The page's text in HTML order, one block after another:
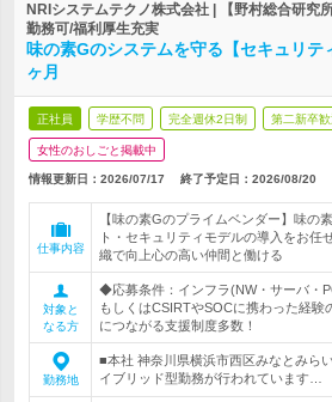
NRIシステムテクノ株式会社 | 【野村総合研究
勤務可/福利厚生充実
味の素Gのシステムを守る【セキュリテ
ヶ月
正社員 学歴不問 完全週休2日制 第二新卒歓
女性のおしごと掲載中
情報更新日：2026/07/17 終了予定日： 2026/08/20
仕事内容
【味の素Gのプライムベンダー】味の
ト・セキュリティモデルの導入をお
織で向上心の高い仲間と働ける
対象と
なる方
◆応募条件：インフラ(NW・サーバ・
もしくはCSIRTやSOCに携わった経
につながる支援制度多数！
勤務地
■本社 神奈川県横浜市西区みなとみら
イブリッド型勤務が行われています…